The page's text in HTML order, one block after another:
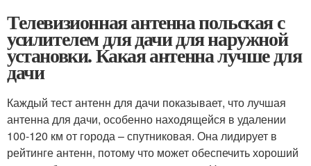
Телевизионная антенна польская с
усилителем для дачи для наружной
установки. Какая антенна лучше для
дачи
Каждый тест антенн для дачи показывает, что лучшая
антенна для дачи, особенно находящейся в удалении
100-120 км от города – спутниковая. Она лидирует в
рейтинге антенн, потому что может обеспечить хороший